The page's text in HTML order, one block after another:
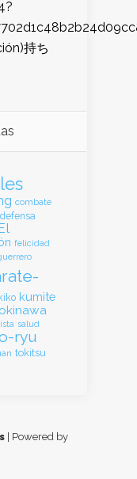
持ち
combate
defensa
felicidad
kiko kumite
okinawa
salud
ryu
tokitsu
| Powered by